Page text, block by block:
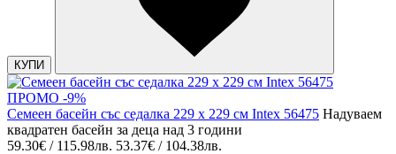
КУПИ
ПРОМО -9%
Семеен басейн със седалка 229 х 229 см Intex 56475 Надуваем
квадратен басейн за деца над 3 години
59.30€ / 115.98лв. 53.37€ / 104.38лв.